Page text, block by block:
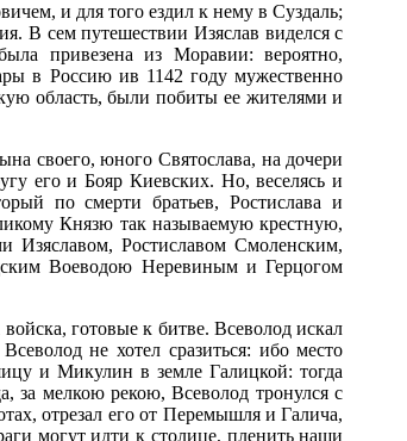
и для того ездил к нему в Суздаль;
В сем путешествии Изяслав виделся с
привезена из Моравии: вероятно,
в Россию ив 1142 году мужественно
область, были побиты ее жителями и
своего, юного Святослава, на дочери
его и Бояр Киевских. Но, веселясь и
по смерти братьев, Ростислава и
Князю так называемую крестную,
Изяславом, Ростиславом Смоленским,
Воеводою Неревиным и Герцогом
готовые к битве. Всеволод искал
не хотел сразиться: ибо место
и Микулин в земле Галицкой: тогда
за мелкою рекою, Всеволод тронулся с
отрезал его от Перемышля и Галича,
могут идти к столице, пленить наши